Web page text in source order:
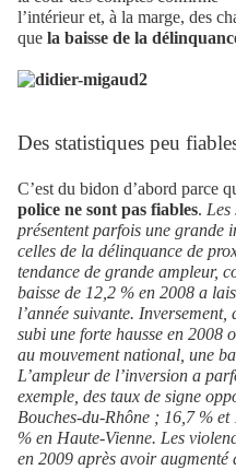
l’intérieur et, à la marge, des
que la baisse de la
Des statistiques peu
C’est du bidon d’abord parce
police ne sont pas fiables. Les
présentent parfois une
celles de la délinquance de
tendance de grande ampleur,
baisse de 12,2 % en 2008 a
l’année suivante.
subi une forte hausse en 2008
au mouvement national, une
L’ampleur de l’inversion a
exemple, des taux de signe
Bouches-du-Rhône ; 16,7 %
% en Haute-Vienne. Les
en 2009 après avoir augmenté